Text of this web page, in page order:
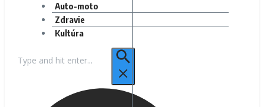
Auto-moto
Zdravie
Kultúra